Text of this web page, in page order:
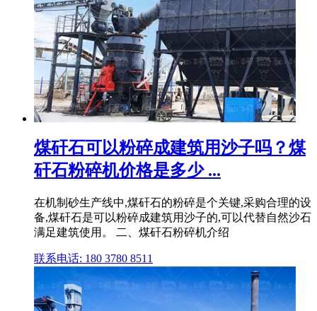
煤矸石可以粉碎成建筑用沙子吗？煤
矸石粉碎机价格是多少 ...
在机制砂生产线中,煤矸石的粉碎是个关键,采购合理的设
备,煤矸石是可以粉碎成建筑用沙子的,可以代替自然沙石
满足建筑使用。 二、煤矸石粉碎机介绍
联系电话: 180 3780 8511